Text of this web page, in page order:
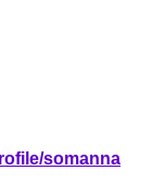
somanna